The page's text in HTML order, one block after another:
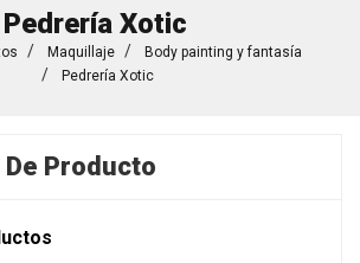
Pedrería Xotic
Maquillaje
Body painting y fantasía
Pedrería Xotic
Producto